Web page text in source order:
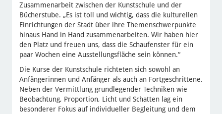
Zusammenarbeit zwischen der Kunstschule und der
Bücherstube. „Es ist toll und wichtig, dass die kulturellen
Einrichtungen der Stadt über ihre Themenschwerpunkte
hinaus Hand in Hand zusammenarbeiten. Wir haben hier
den Platz und freuen uns, dass die Schaufenster für ein
paar Wochen eine Ausstellungsfläche sein können.“
Die Kurse der Kunstschule richteten sich sowohl an
Anfängerinnen und Anfänger als auch an Fortgeschrittene.
Neben der Vermittlung grundlegender Techniken wie
Beobachtung, Proportion, Licht und Schatten lag ein
besonderer Fokus auf individueller Begleitung und dem